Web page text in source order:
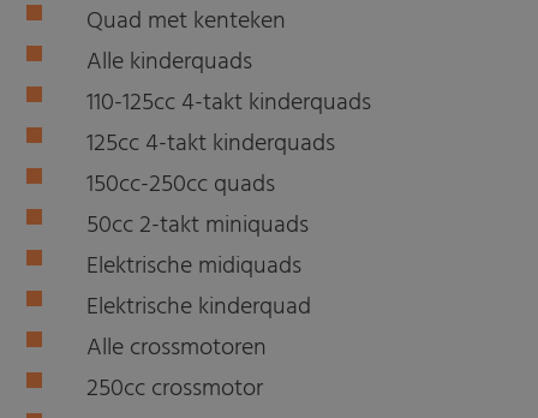
Quad met kenteken
Alle kinderquads
110-125cc 4-takt kinderquads
125cc 4-takt kinderquads
150cc-250cc quads
50cc 2-takt miniquads
Elektrische midiquads
Elektrische kinderquad
Alle crossmotoren
250cc crossmotor